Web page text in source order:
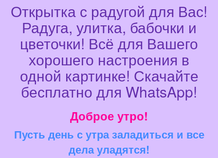
Открытка с радугой для Вас!
Радуга, улитка, бабочки и
цветочки! Всё для Вашего
хорошего настроения в
одной картинке! Скачайте
бесплатно для WhatsApp!
Доброе утро!
Пусть день с утра заладиться и все
дела уладятся!